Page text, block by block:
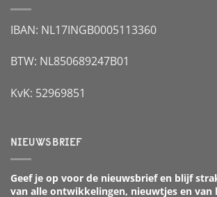
IBAN: NL17INGB0005113360
BTW: NL850689247B01
KvK: 52969851
NIEUWSBRIEF
Geef je op voor de nieuwsbrief en blijf
van alle ontwikkelingen, nieuwtjes en van